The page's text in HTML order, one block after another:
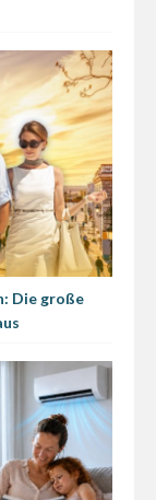
Die große